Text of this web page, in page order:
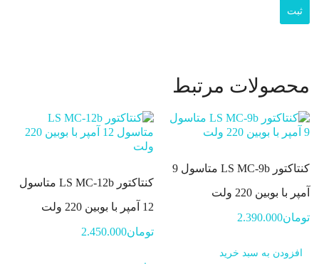
محصولات مرتبط
کنتاکتور LS MC-9b متاسول 9
آمپر با بوبین 220 ولت
تومان2.390.000
افزودن به سبد خرید
کنتاکتور LS MC-12b متاسول
12 آمپر با بوبین 220 ولت
تومان2.450.000